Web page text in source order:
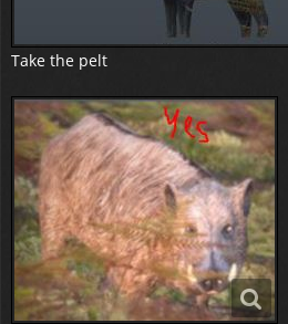
Take the pelt